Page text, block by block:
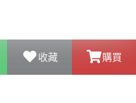
收藏 購買